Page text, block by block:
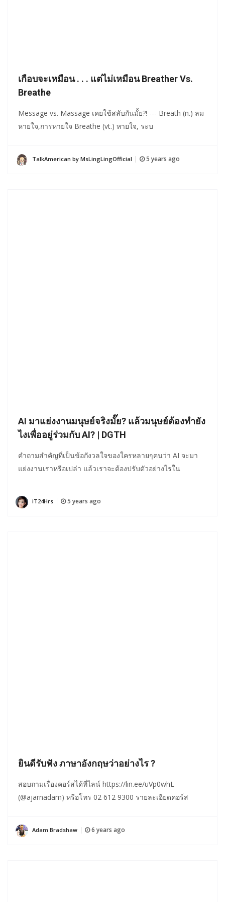
เกือบจะเหมือน . . . แต่ไม่เหมือน Breather Vs.
Breathe
Message vs. Massage เคยใช้สลับกันมั้ย?! --- Breath (n.) ลม
หายใจ,การหายใจ Breathe (vt.) หายใจ, ระบ
TalkAmerican by MsLingLingOfficial 5 years ago
AI มาแย่งงานมนุษย์จริงมั๊ย? แล้วมนุษย์ต้องทำยัง
ไงเพื่ออยู่ร่วมกับ AI? | DGTH
คำถามสำคัญที่เป็นข้อกังวลใจของใครหลายๆคนว่า AI จะมา
แย่งงานเราหรือเปล่า แล้วเราจะต้องปรับตัวอย่างไรใน
iT24Hrs 5 years ago
ยินดีรับฟัง ภาษาอังกฤษว่าอย่างไร ?
สอบถามเรื่องคอร์สได้ที่ไลน์ https://lin.ee/uVp0whL
(@ajarnadam) หรือโทร 02 612 9300 รายละเอียดคอร์ส
Adam Bradshaw 6 years ago